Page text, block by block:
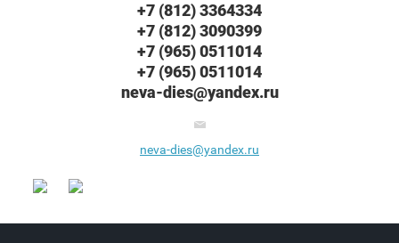
+7 (812) 3364334
+7 (812) 3090399
+7 (965) 0511014
+7 (965) 0511014
neva-dies@yandex.ru
neva-dies@yandex.ru